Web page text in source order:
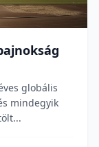
globális
mindegyik